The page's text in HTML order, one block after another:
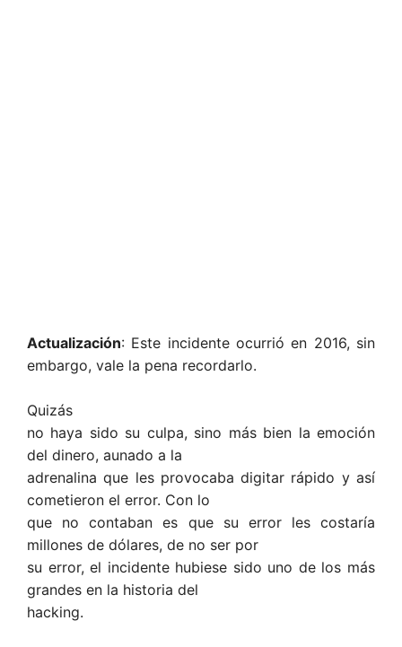
Actualización: Este incidente ocurrió en 2016, sin
embargo, vale la pena recordarlo.
Quizás
no haya sido su culpa, sino más bien la emoción
del dinero, aunado a la
adrenalina que les provocaba digitar rápido y así
cometieron el error. Con lo
que no contaban es que su error les costaría
millones de dólares, de no ser por
su error, el incidente hubiese sido uno de los más
grandes en la historia del
hacking.